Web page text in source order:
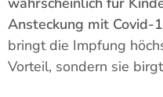
Ansteckung mit Covid-
bringt die Impfung
Vorteil, sondern sie